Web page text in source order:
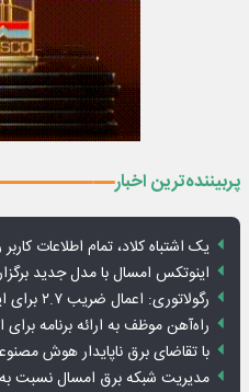
پربیننده‌ترین اخبار
یک اشتباه کلاد، تمام اطلاعات کاربر
اینوتکس امسال با مدل جدید
رگولاتوری: اعمال ضریب ۲.۷ برای اینترنت بین‌الملل صحت ندارد
راه‌آهن موظف به ارائه برنامه
با تقاضای برق ناپایدار هوش
مدیریت شبکه برق امسال نسبت